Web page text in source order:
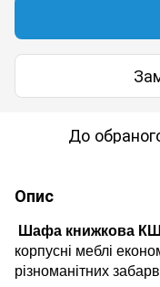
До
Опис
Шафа книжкова
корпусні меблі
різноманітних